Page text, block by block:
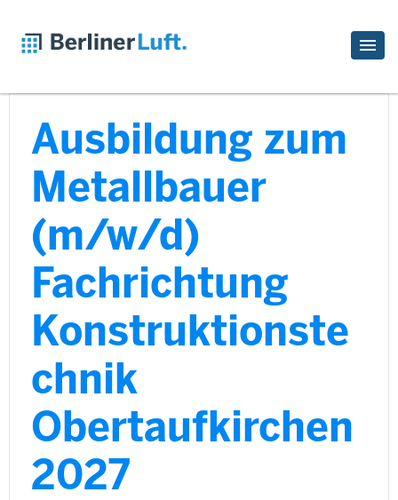
Ausbildung zum
Metallbauer
(m/w/d)
Fachrichtung
Konstruktionste
chnik
Obertaufkirchen
2027